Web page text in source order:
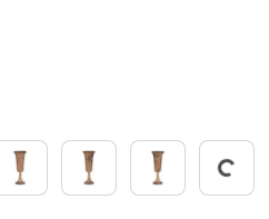
Pracuji...